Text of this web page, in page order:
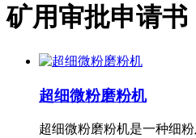
矿用审批申请书
超细微粉磨粉机
超细微粉磨粉机是一种细